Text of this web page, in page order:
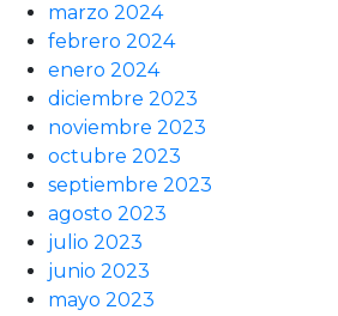
marzo 2024
febrero 2024
enero 2024
diciembre 2023
noviembre 2023
octubre 2023
septiembre 2023
agosto 2023
julio 2023
junio 2023
mayo 2023